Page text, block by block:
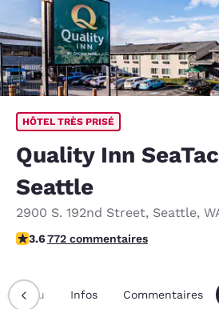
HÔTEL TRÈS PRISÉ
Quality Inn
Seattle
2900 S. 192nd Street, Seattle,
3.65 étoiles. Bien.
3.6772 commentaires
Aperçu Infos Commentaires